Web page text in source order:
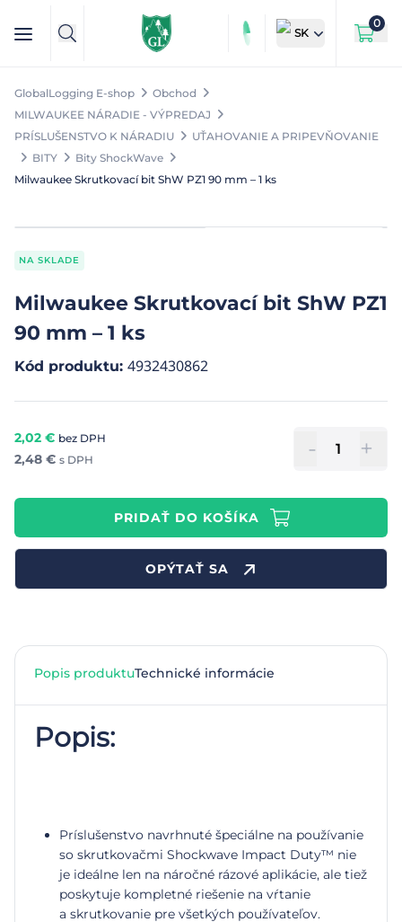
SK
0
GlobalLogging E-shop
Obchod
MILWAUKEE NÁRADIE - VÝPREDAJ
PRÍSLUŠENSTVO K NÁRADIU
UŤAHOVANIE A PRIPEVŇOVANIE
BITY
Bity ShockWave
Milwaukee Skrutkovací bit ShW PZ1 90 mm – 1 ks
NA SKLADE
Milwaukee Skrutkovací bit ShW PZ1
90 mm – 1 ks
Kód produktu: 4932430862
2,02 € bez DPH
2,48 € s DPH - +
PRIDAŤ DO KOŠÍKA
OPÝTAŤ SA
Popis produktuTechnické informácie
Popis:
Príslušenstvo navrhnuté špeciálne na používanie
so skrutkovačmi Shockwave Impact Duty™ nie
je ideálne len na náročné rázové aplikácie, ale tiež
poskytuje kompletné riešenie na vŕtanie
a skrutkovanie pre všetkých používateľov.